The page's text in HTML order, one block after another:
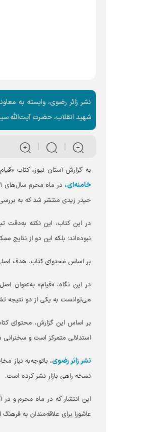
نشر زائر رضوی، وابسته به
شهید انقلاب، حضرت آیت‌الله
به گزارش آستان نیوز، کتاب
خامنه‌ای،
حیدر زیدی منتشر شد که به
در این کتاب، این نکته
نبوده‌اند؛ بلکه این دو از
بر اساس محتوای کتاب، هدف
در این نگاه، «قیام»
می‌توانست به یکی از دو نتیجه
استدلالی متمرکز است و سخنرانی سال ۱۳۶۳ با بهره‌گیری از مثال‌ها و روایات تاریخی، ابعاد عملیاتی این نهضت را
نشر زائر رضوی، باتوجه‌به نیاز
نسخه راهی بازار نشر کرده است.
این انتشار که در ماه محرم و
عاشورا برای علاقه‌مندان به